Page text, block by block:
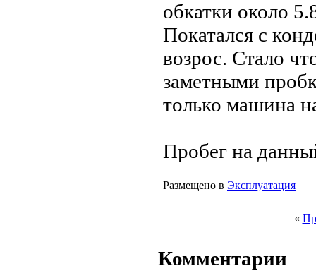
обкатки около
Покатался с
возрос. Стало
заметными
только машина
Пробег на
Размещено в Эксплуатация
«
Комментарии